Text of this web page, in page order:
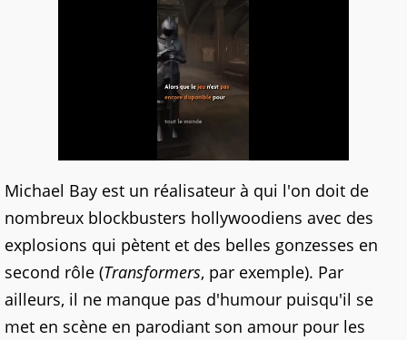
Michael Bay est un réalisateur à qui l'on doit de
nombreux blockbusters hollywoodiens avec des
explosions qui pètent et des belles gonzesses en
second rôle (Transformers, par exemple). Par
ailleurs, il ne manque pas d'humour puisqu'il se
met en scène en parodiant son amour pour les